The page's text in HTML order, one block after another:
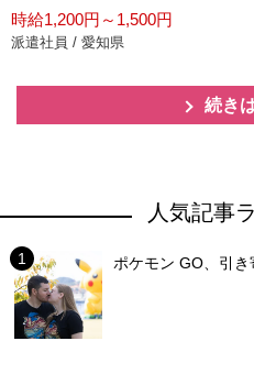
時給1,200円～1,500円
派遣社員 / 愛知県
続き
人気記事
ポケモン GO、引